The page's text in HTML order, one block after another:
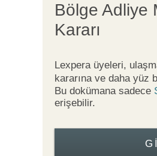
Bölge Adliye
Kararı
Lexpera üyeleri,
kararına ve daha yüz
Bu dokümana sadece
erişebilir.